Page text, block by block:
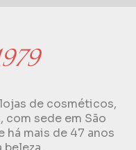
de cosméticos,
sede em São
há mais de 47 anos